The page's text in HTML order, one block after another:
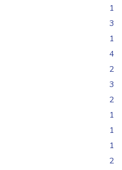
1
3
1
4
2
3
2
1
1
1
2